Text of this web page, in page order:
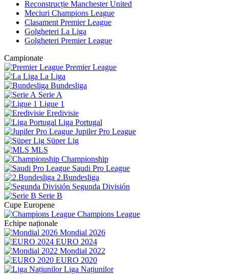
Reconstrucție Manchester United
Meciuri Champions League
Clasament Premier League
Golgheteri La Liga
Golgheteri Premier League
Campionate
Premier League
La Liga
Bundesliga
Serie A
Ligue 1
Eredivisie
Liga Portugal
Jupiler Pro League
Süper Lig
MLS
Championship
Saudi Pro League
2.Bundesliga
Segunda División
Serie B
Cupe Europene
Champions League
Echipe naționale
Mondial 2026
EURO 2024
Mondial 2022
EURO 2020
Liga Națiunilor